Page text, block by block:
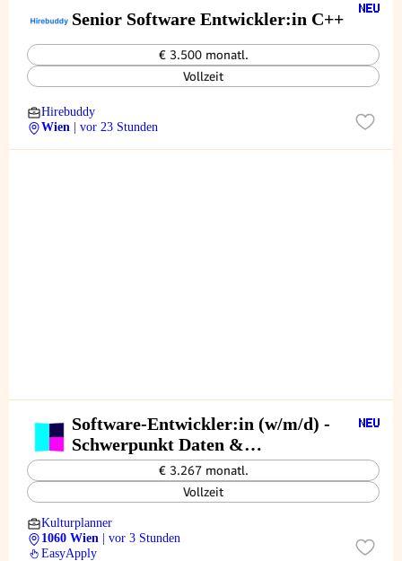
Senior Software Entwickler:in C++
€ 3.500 monatl.
Vollzeit
Hirebuddy
Wien
| vor 23 Stunden
Software-Entwickler:in (w/m/d) -
Schwerpunkt Daten &
Datenbanken€ 3.267 monatl.
Vollzeit
Kulturplanner
1060 Wien
| vor 3 Stunden
EasyApply